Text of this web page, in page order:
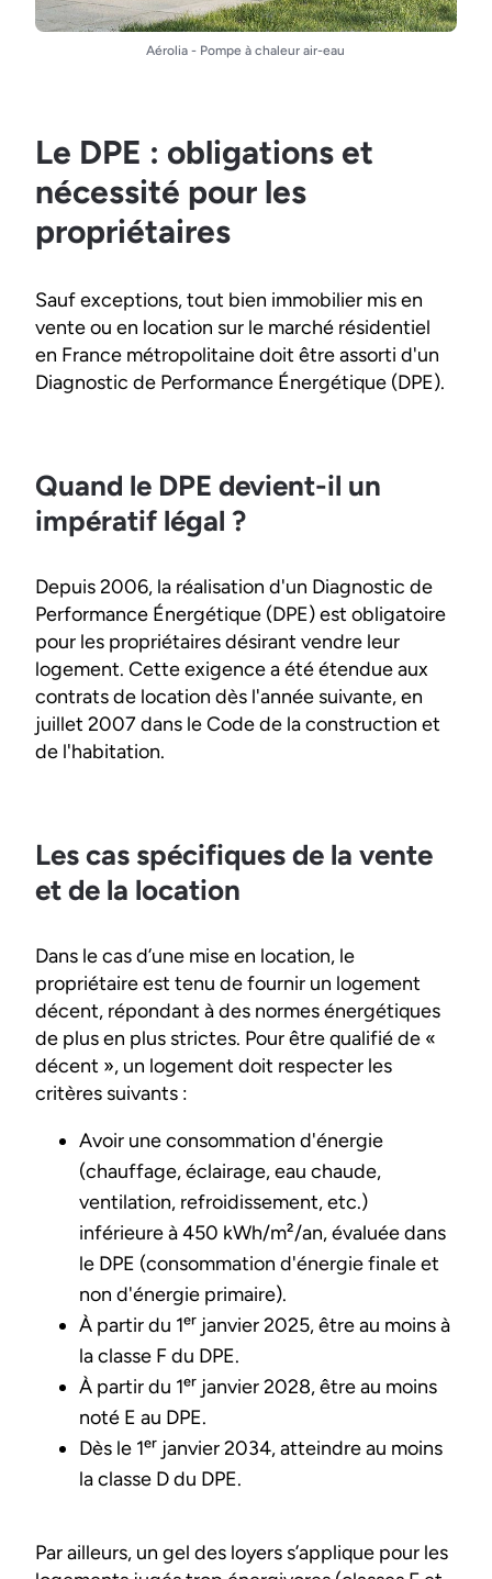
Aérolia - Pompe à chaleur air-eau
Le DPE : obligations et
nécessité pour les
propriétaires
Sauf exceptions, tout bien immobilier mis en
vente ou en location sur le marché résidentiel
en France métropolitaine doit être assorti d'un
Diagnostic de Performance Énergétique (DPE).
Quand le DPE devient-il un
impératif légal ?
Depuis 2006, la réalisation d'un Diagnostic de
Performance Énergétique (DPE) est obligatoire
pour les propriétaires désirant vendre leur
logement. Cette exigence a été étendue aux
contrats de location dès l'année suivante, en
juillet 2007 dans le Code de la construction et
de l'habitation.
Les cas spécifiques de la vente
et de la location
Dans le cas d’une mise en location, le
propriétaire est tenu de fournir un logement
décent, répondant à des normes énergétiques
de plus en plus strictes. Pour être qualifié de «
décent », un logement doit respecter les
critères suivants :
Avoir une consommation d'énergie
(chauffage, éclairage, eau chaude,
ventilation, refroidissement, etc.)
inférieure à 450 kWh/m²/an, évaluée dans
le DPE (consommation d'énergie finale et
non d'énergie primaire).
À partir du 1ᵉʳ janvier 2025, être au moins à
la classe F du DPE.
À partir du 1ᵉʳ janvier 2028, être au moins
noté E au DPE.
Dès le 1ᵉʳ janvier 2034, atteindre au moins
la classe D du DPE.
Par ailleurs, un gel des loyers s’applique pour les